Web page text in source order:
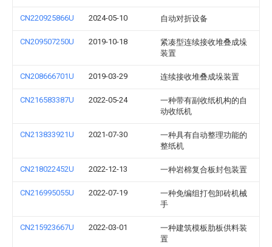
CN220925866U 2024-05-10 自动对折设备
CN209507250U 2019-10-18
紧凑型连续接收堆叠成垛
装置
CN208666701U 2019-03-29 连续接收堆叠成垛装置
CN216583387U 2022-05-24
一种带有副收纸机构的自
动收纸机
CN213833921U 2021-07-30
一种具有自动整理功能的
整纸机
CN218022452U 2022-12-13 一种岩棉复合板封包装置
CN216995055U 2022-07-19
一种免编组打包卸砖机械
手
CN215923667U 2022-03-01
一种建筑模板肋板供料装
置